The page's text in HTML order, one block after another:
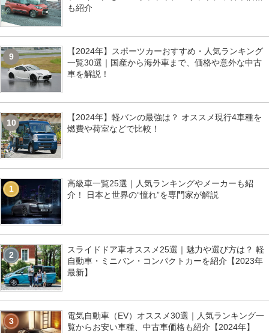
も紹介
9
【2024年】スポーツカーおすすめ・人気ランキング
一覧30選｜国産から海外車まで、価格や意外な中古
車を解説！
10
【2024年】軽バンの最強は？ オススメ現行4車種を
燃費や荷室などで比較！
1
高級車一覧25選｜人気ランキングやメーカーも紹
介！ 日本と世界の“憧れ”を専門家が解説
2
スライドドア車オススメ25選｜魅力や選び方は？ 軽
自動車・ミニバン・コンパクトカーを紹介【2023年
最新】
3
電気自動車（EV）オススメ30選｜人気ランキング一
覧からお安い車種、中古車価格も紹介【2024年】